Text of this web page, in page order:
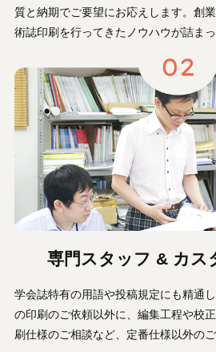
質と納期でご要望にお応えします。創
術誌印刷を行ってきたノウハウが詰まっ
専門スタッフ & カス
学会誌特有の用語や投稿規定にも精通
の印刷のご依頼以外に、編集工程や校
刷仕様のご相談など、定番仕様以外のご